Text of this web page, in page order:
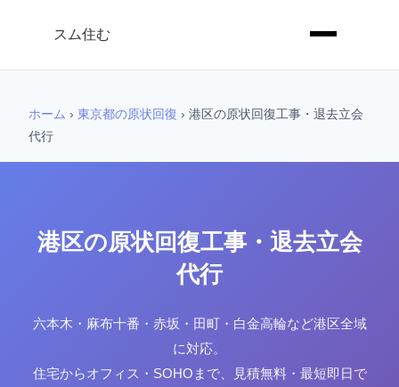
スム住む
ホーム › 東京都の原状回復 › 港区の原状回復工事・退去立会
代行
港区の原状回復工事・退去立会
代行
六本木・麻布十番・赤坂・田町・白金高輪など港区全域
に対応。
住宅からオフィス・SOHOまで、見積無料・最短即日で